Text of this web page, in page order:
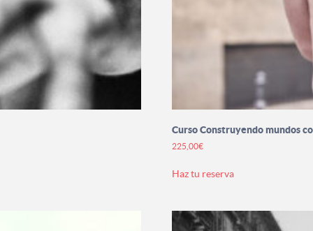
Curso Construyendo mundos
225,00€
Haz tu reservaproducto
variantes.